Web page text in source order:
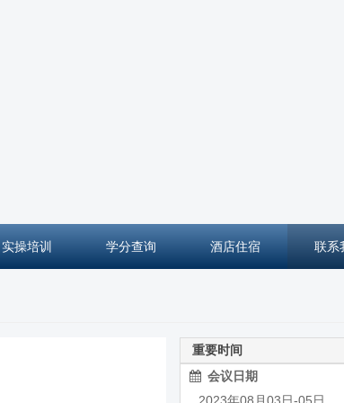
实操培训 学分查询 酒店住宿 联系
重要时间
会议日期